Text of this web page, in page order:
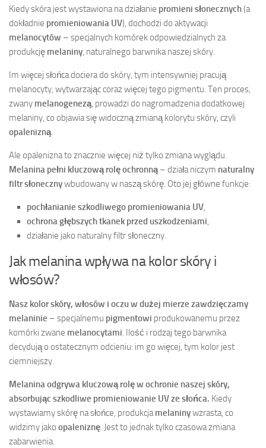
Kiedy skóra jest wystawiona na działanie promieni słonecznych(a
dokładnie promieniowania UV), dochodzi do aktywacji
melanocytów – specjalnych komórek odpowiedzialnych za
produkcję melaniny, naturalnego barwnika naszej skóry.
Im więcej słońca dociera do skóry, tym intensywniej pracują
melanocyty, wytwarzając coraz więcej tego pigmentu. Ten proces,
zwany melanogenezą, prowadzi do nagromadzenia dodatkowej
melaniny, co objawia się widoczną zmianą kolorytu skóry, czyli
opalenizną.
Ale opalenizna to znacznie więcej niż tylko zmiana wyglądu.
Melanina pełni kluczową rolę ochronną– działa niczym naturalny
filtr słonecznywbudowany w naszą skórę. Oto jej główne funkcje:
pochłanianie szkodliwego promieniowania UV,
ochrona głębszych tkanek przed uszkodzeniami,
działanie jako naturalny filtr słoneczny.
Jak melanina wpływa na kolor skóry i
włosów?
Nasz kolor skóry, włosów i oczu w dużej mierze zawdzięczamy
melaninie – specjalnemu pigmentowi produkowanemu przez
komórki zwane melanocytami. Ilość i rodzaj tego barwnika
decydują o ostatecznym odcieniu: im go więcej, tym kolor jest
ciemniejszy.
Melanina odgrywa kluczową rolę w ochronie naszej skóry,
absorbując szkodliwe promieniowanie UV ze słońca. Kiedy
wystawiamy skórę na słońce, produkcjamelaninywzrasta, co
widzimy jako opaleniznę. Jest to jednak tylko czasowa zmiana
zabarwienia.